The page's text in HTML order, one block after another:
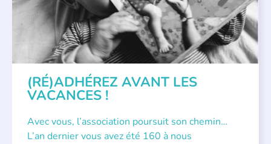
(RÉ)ADHÉREZ AVANT LES
VACANCES !
Avec vous, l’association poursuit son chemin…
L’an dernier vous avez été 160 à nous